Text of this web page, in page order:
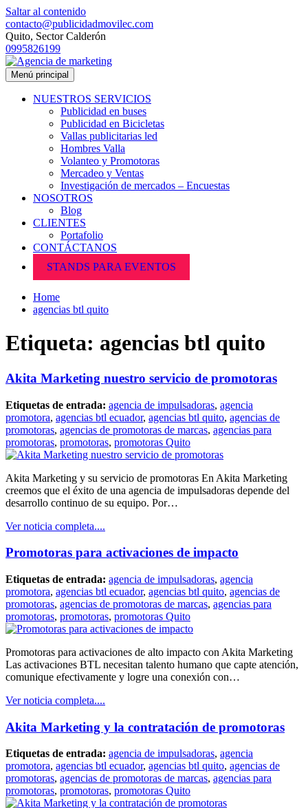
Saltar al contenido
contacto@publicidadmovilec.com
Quito, Sector Calderón
0995826199
Menú principal
NUESTROS SERVICIOS
Publicidad en buses
Publicidad en Bicicletas
Vallas publicitarias led
Hombres Valla
Volanteo y Promotoras
Mercadeo y Ventas
Investigación de mercados – Encuestas
NOSOTROS
Blog
CLIENTES
Portafolio
CONTÁCTANOS
STANDS PARA EVENTOS
Home
agencias btl quito
Etiqueta: agencias btl quito
Akita Marketing nuestro servicio de promotoras
Etiquetas de entrada: agencia de impulsadoras, agencia
promotora, agencias btl ecuador, agencias btl quito, agencias de
promotoras, agencias de promotoras de marcas, agencias para
promotoras, promotoras, promotoras Quito
Akita Marketing y su servicio de promotoras En Akita Marketing
creemos que el éxito de una agencia de impulsadoras depende del
desarrollo continuo de su equipo. Por…
Ver noticia completa....
Promotoras para activaciones de impacto
Etiquetas de entrada: agencia de impulsadoras, agencia
promotora, agencias btl ecuador, agencias btl quito, agencias de
promotoras, agencias de promotoras de marcas, agencias para
promotoras, promotoras, promotoras Quito
Promotoras para activaciones de alto impacto con Akita Marketing
Las activaciones BTL necesitan talento humano que capte atención,
comunique efectivamente y logre una conexión con…
Ver noticia completa....
Akita Marketing y la contratación de promotoras
Etiquetas de entrada: agencia de impulsadoras, agencia
promotora, agencias btl ecuador, agencias btl quito, agencias de
promotoras, agencias de promotoras de marcas, agencias para
promotoras, promotoras, promotoras Quito